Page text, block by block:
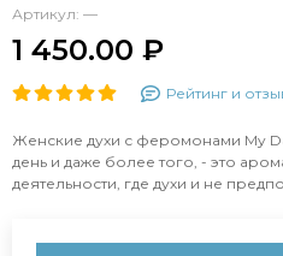
Артикул: —
1 450.00 ₽
Рейтинг и
Женские духи с феромонами My
день и даже более того, - это
деятельности, где духи и не